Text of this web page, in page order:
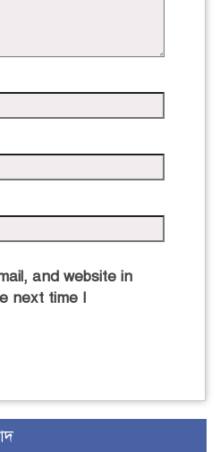
and website in
next time I